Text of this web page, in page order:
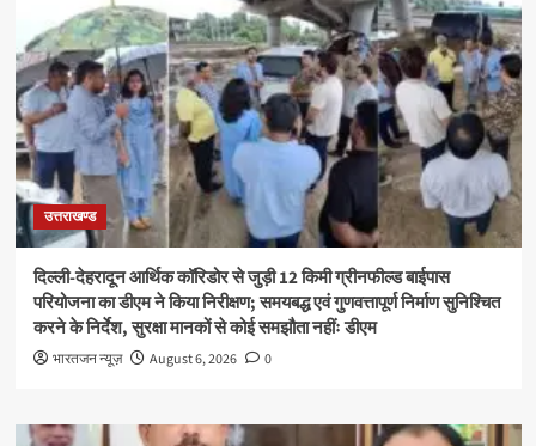
उत्तराखण्ड
दिल्ली-देहरादून आर्थिक कॉरिडोर से जुड़ी 12 किमी ग्रीनफील्ड बाईपास
परियोजना का डीएम ने किया निरीक्षण; समयबद्ध एवं गुणवत्तापूर्ण निर्माण सुनिश्चित
करने के निर्देश, सुरक्षा मानकों से कोई समझौता नहींः डीएम
भारतजन न्यूज़ August 6, 2026 0